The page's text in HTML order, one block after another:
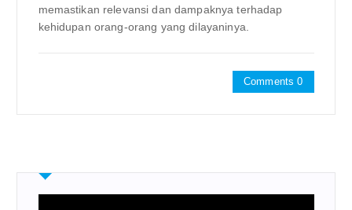
memastikan relevansi dan dampaknya terhadap
kehidupan orang-orang yang dilayaninya.
Comments 0